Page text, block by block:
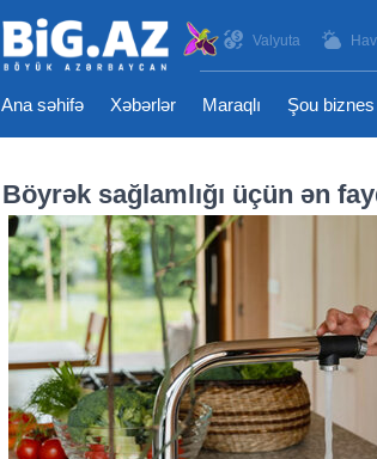
Valyuta
Ana səhifə Xəbərlər Maraqlı Şou biznes
Böyrək sağlamlığı üçün ən